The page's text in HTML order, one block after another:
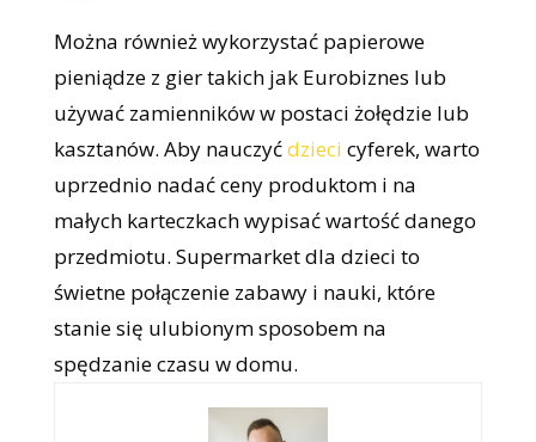
Można również wykorzystać papierowe
pieniądze z gier takich jak Eurobiznes lub
używać zamienników w postaci żołędzie lub
kasztanów. Aby nauczyćdzieci cyferek, warto
uprzednio nadać ceny produktom i na
małych karteczkach wypisać wartość danego
przedmiotu. Supermarket dla dzieci to
świetne połączenie zabawy i nauki, które
stanie się ulubionym sposobem na
spędzanie czasu w domu.